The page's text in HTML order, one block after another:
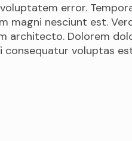
error.
magni nesciunt est.
architecto. Dolorem
consequatur voluptas